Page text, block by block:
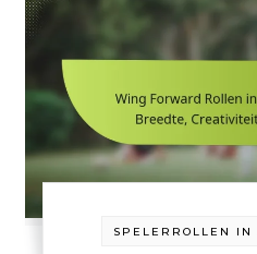
SPELERROLLEN IN